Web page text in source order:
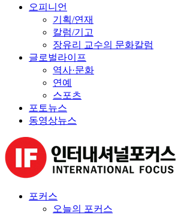
오피니언
기획/연재
칼럼/기고
장유리 교수의 문화칼럼
글로벌라이프
역사·문화
연예
스포츠
포토뉴스
동영상뉴스
포커스
오늘의 포커스